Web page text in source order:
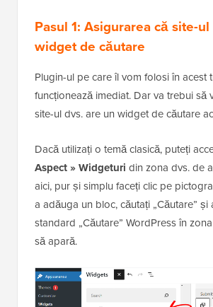
Pasul 1: Asigurarea că site-
widget de căutare
Plugin-ul pe care îl vom folosi în acest
funcționează imediat. Dar va trebui să
site-ul dvs. are un widget de căutare
Dacă utilizați o temă clasică, puteți
Aspect » Widgeturi din zona dvs. de
aici, pur și simplu faceți clic pe
a adăuga un bloc, căutați „Căutare”
standard „Căutare” WordPress în
să apară.